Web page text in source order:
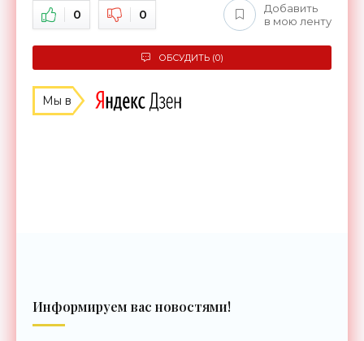
0 0
Добавить
в мою ленту
ОБСУДИТЬ (0)
Мы в
Информируем вас новостями!